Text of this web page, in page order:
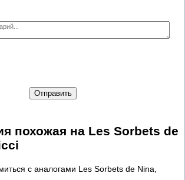
Отправить
похожая на Les Sorbets de
с аналогами Les Sorbets de Nina,